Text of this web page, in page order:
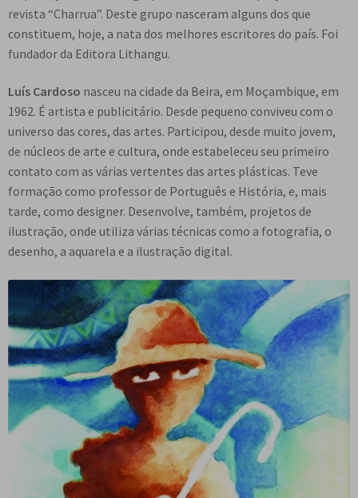
revista “Charrua”. Deste grupo nasceram alguns dos que
constituem, hoje, a nata dos melhores escritores do país. Foi
fundador da Editora Lithangu.
Luís Cardoso nasceu na cidade da Beira, em Moçambique, em
1962. É artista e publicitário. Desde pequeno conviveu com o
universo das cores, das artes. Participou, desde muito jovem,
de núcleos de arte e cultura, onde estabeleceu seu primeiro
contato com as várias vertentes das artes plásticas. Teve
formação como professor de Português e História, e, mais
tarde, como designer. Desenvolve, também, projetos de
ilustração, onde utiliza várias técnicas como a fotografia, o
desenho, a aquarela e a ilustração digital.